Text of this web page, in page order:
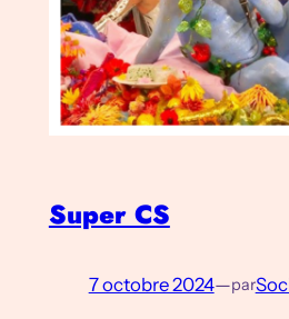
Super CS
7 octobre 2024—par